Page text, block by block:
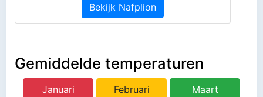
Bekijk Nafplion
Gemiddelde temperaturen
Januari
Februari
Maart